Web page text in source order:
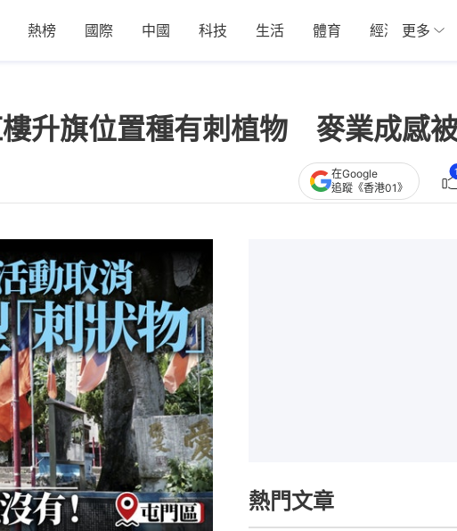
熱榜 國際 中國 科技 生活 體育 經濟 01深
更多
升旗位置種有刺植物 麥業成感
在Google
追蹤《香港01》
熱門文章